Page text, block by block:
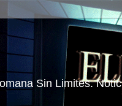
Sin Limites.